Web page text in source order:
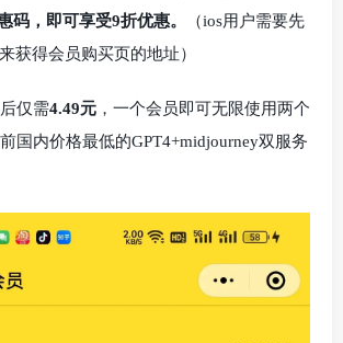
码，即可享受9折优惠。
（ios用户需要先
获得会员购买页的地址）
仅需4.49元 ，一个会员即可无限使用两个
国内价格最低的GPT4+midjourney双服务